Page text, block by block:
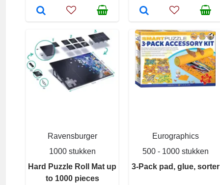
Ravensburger
1000 stukken
Hard Puzzle Roll Mat up
to 1000 pieces
Eurographics
500 - 1000 stukken
3-Pack pad, glue, sorter